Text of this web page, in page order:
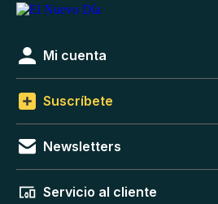
Mi cuenta
Suscríbete
Newsletters
Servicio al cliente